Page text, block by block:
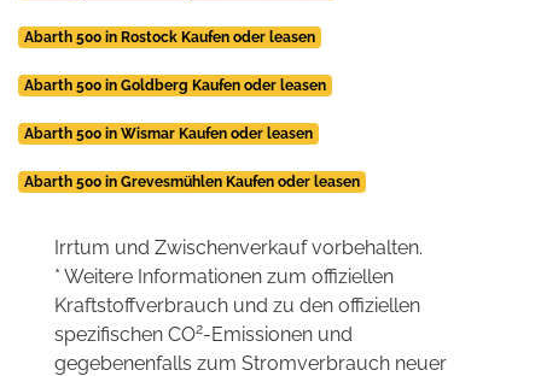
Abarth 500 in Rostock Kaufen oder leasen
Abarth 500 in Goldberg Kaufen oder leasen
Abarth 500 in Wismar Kaufen oder leasen
Abarth 500 in Grevesmühlen Kaufen oder leasen
Irrtum und Zwischenverkauf vorbehalten.
* Weitere Informationen zum offiziellen
Kraftstoffverbrauch und zu den offiziellen
spezifischen CO2-Emissionen und
gegebenenfalls zum Stromverbrauch neuer